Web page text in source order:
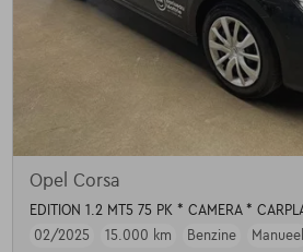
Opel Corsa
EDITION 1.2 MT5 75 PK * CAMERA *
02/2025
15.000 km Benzine Manueel